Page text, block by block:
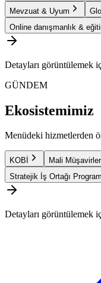
Mevzuat & Uyum
Online danışmanlık &
Detayları görüntülemek
GÜNDEM
Ekosistemimiz
Menüdeki hizmetlerden
KOBİ
Mali
Stratejik İş Ortağı
Detayları görüntülemek